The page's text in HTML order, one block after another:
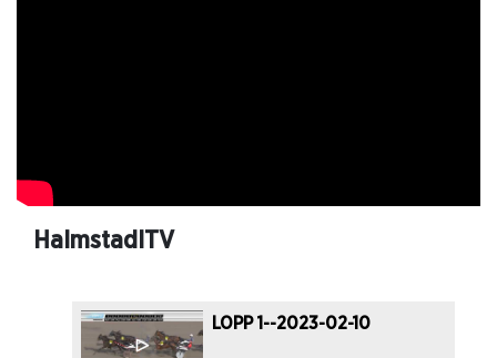
HalmstadITV
LOPP 1--2023-02-10